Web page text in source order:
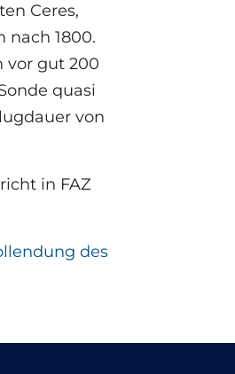
Ceres,
nach 1800.
gut 200
quasi
von
in FAZ
des